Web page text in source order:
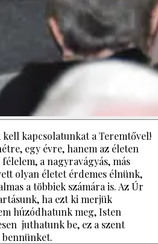
kapcsolatunkat a Teremtővel!
egy évre, hanem az életen
a nagyravágyás, más
olyan életet érdemes élnünk,
a többiek számára is. Az Úr
ha ezt ki merjük
húzódhatunk meg, Isten
juthatunk be, ez a szent